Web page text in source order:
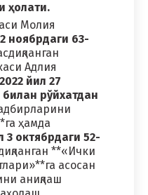
ҳолати.
Молия
ноябрдаги 63-
Адлия
2022 йил 27
рўйхатдан
ҳамда
3 октябрдаги 52-
**«Ички
асосан
аниқлаш